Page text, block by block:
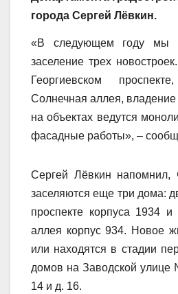
города Сергей Лёвкин.
«В следующем году мы
заселение трех
Георгиевском
Солнечная аллея,
на объектах ведутся
фасадные работы», –
Сергей Лёвкин напомнил,
заселяются еще три дома:
проспекте корпуса 1934
аллея корпус 934. Новое
или находятся в стадии
домов на Заводской
14 и д. 16.